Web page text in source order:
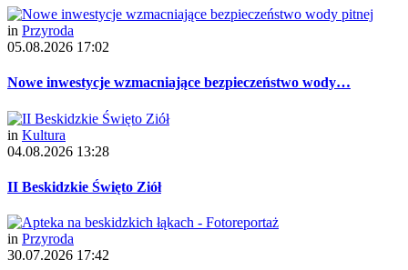
in Przyroda
05.08.2026 17:02
Nowe inwestycje wzmacniające bezpieczeństwo wody…
in Kultura
04.08.2026 13:28
II Beskidzkie Święto Ziół
in Przyroda
30.07.2026 17:42